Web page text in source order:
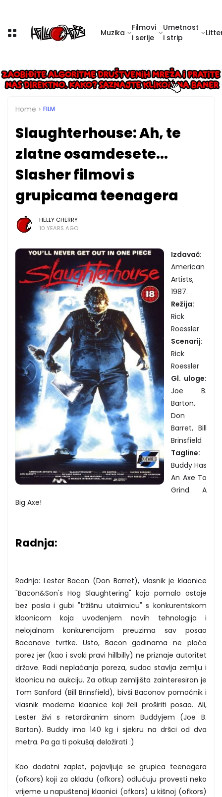
Muzika
Filmovi
i serije
Umetnost
i strip
Home FILM
Slaughterhouse: Ah, te
zlatne osamdesete...
Slasher filmovi s
grupicama teenagera
HELLY CHERRY
10 YEARS AGO
Izdavač:
American
Artists,
1987.
Režija:
Rick
Roessler
Scenarij:
Rick
Roessler
Gl. uloge:
Joe B.
Barton,
Don
Barret, Bill
Brinsfield
Tagline:
Buddy Has
An Axe To
Grind. A
Big Axe!
Radnja:
Radnja: Lester Bacon (Don Barret), vlasnik je klaonice
"Bacon&Son's Hog Slaughtering" koja pomalo ostaje
bez posla i gubi "tržišnu utakmicu" s konkurentskom
klaonicom koja uvođenjem novih tehnologija i
nelojalnom konkurencijom preuzima sav posao
Baconove tvrtke. Usto, Bacon godinama ne plaća
porez jer (kao i svaki pravi hillbilly) ne priznaje autoritet
države. Radi neplaćanja poreza, sudac stavlja zemlju i
klaonicu na aukciju. Za otkup zemljišta zainteresiran je
Tom Sanford (Bill Brinsfield), bivši Baconov pomoćnik i
vlasnik moderne klaonice koji želi proširiti posao. Ali,
Lester živi s retardiranim sinom Buddyjem (Joe B.
Barton). Buddy ima 140 kg i sjekiru na dršci od dva
metra. Pa ga ti pokušaj deložirati :)
Kao dodatni zaplet, pojavljuje se grupica teenagera
(ofkors) koji za okladu (ofkors) odlučuju provesti neko
vrijeme u napuštenoj klaonici (ofkors) u kišnoj (ofkors)